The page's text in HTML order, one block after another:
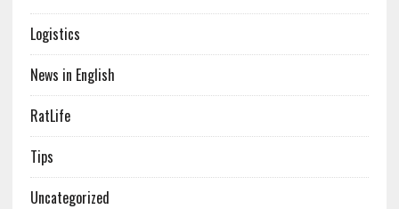
Logistics
News in English
RatLife
Tips
Uncategorized